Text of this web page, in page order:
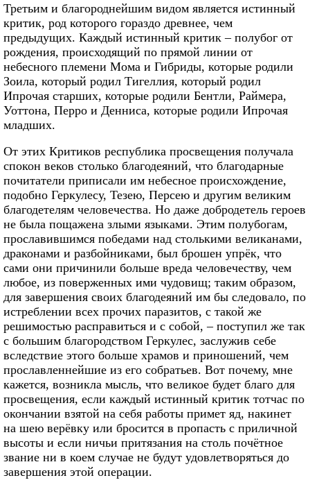
Третьим и благороднейшим видом является истинный
критик, род которого гораздо древнее, чем
предыдущих. Каждый истинный критик – полубог от
рождения, происходящий по прямой линии от
небесного племени Мома и Гибриды, которые родили
Зоила, который родил Тигеллия, который родил
Ипрочая старших, которые родили Бентли, Раймера,
Уоттона, Перро и Денниса, которые родили Ипрочая
младших.
От этих Критиков республика просвещения получала
спокон веков столько благодеяний, что благодарные
почитатели приписали им небесное происхождение,
подобно Геркулесу, Тезею, Персею и другим великим
благодетелям человечества. Но даже добродетель героев
не была пощажена злыми языками. Этим полубогам,
прославившимся победами над столькими великанами,
драконами и разбойниками, был брошен упрёк, что
сами они причинили больше вреда человечеству, чем
любое, из поверженных ими чудовищ; таким образом,
для завершения своих благодеяний им бы следовало, по
истреблении всех прочих паразитов, с такой же
решимостью расправиться и с собой, – поступил же так
с большим благородством Геркулес, заслужив себе
вследствие этого больше храмов и приношений, чем
прославленнейшие из его собратьев. Вот почему, мне
кажется, возникла мысль, что великое будет благо для
просвещения, если каждый истинный критик тотчас по
окончании взятой на себя работы примет яд, накинет
на шею верёвку или бросится в пропасть с приличной
высоты и если ничьи притязания на столь почётное
звание ни в коем случае не будут удовлетворяться до
завершения этой операции.